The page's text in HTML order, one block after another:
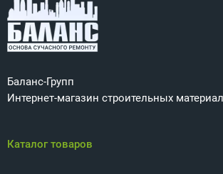
Баланс-Групп
Интернет-магазин строительных
Каталог товаров